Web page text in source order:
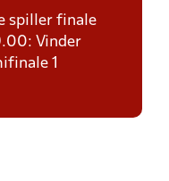
spiller finale
Vinder
1